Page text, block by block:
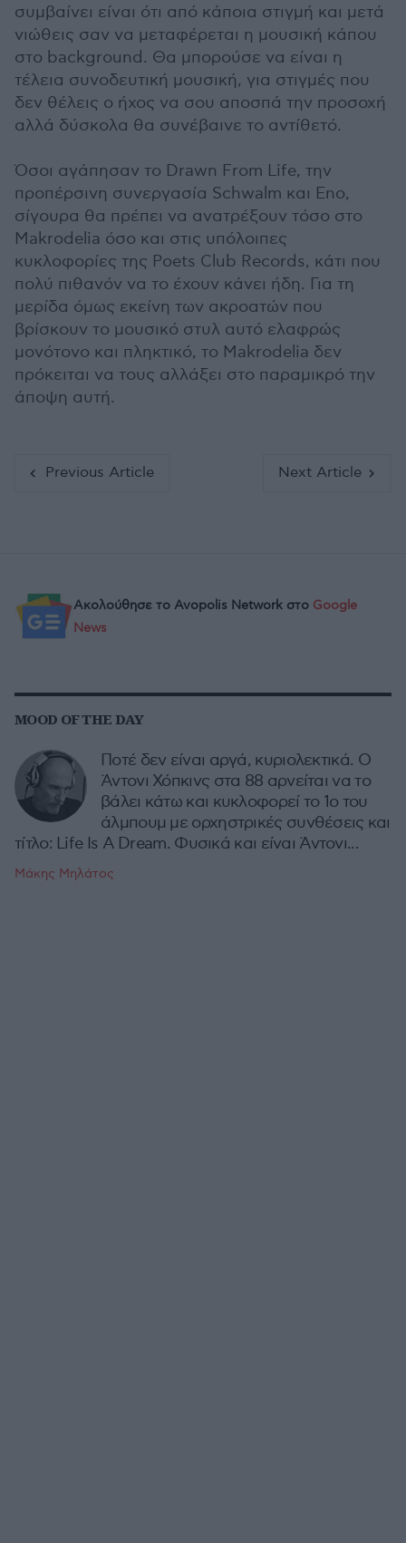
συμβαίνει είναι ότι από κάποια στιγμή και μετά
νιώθεις σαν να μεταφέρεται η μουσική κάπου
στο background. Θα μπορούσε να είναι η
τέλεια συνοδευτική μουσική, για στιγμές που
δεν θέλεις ο ήχος να σου αποσπά την προσοχή
αλλά δύσκολα θα συνέβαινε το αντίθετό.
Όσοι αγάπησαν το Drawn From Life, την
προπέρσινη συνεργασία Schwalm και Eno,
σίγουρα θα πρέπει να ανατρέξουν τόσο στο
Makrodelia όσο και στις υπόλοιπες
κυκλοφορίες της Poets Club Records, κάτι που
πολύ πιθανόν να το έχουν κάνει ήδη. Για τη
μερίδα όμως εκείνη των ακροατών που
βρίσκουν το μουσικό στυλ αυτό ελαφρώς
μονότονο και πληκτικό, το Makrodelia δεν
πρόκειται να τους αλλάξει στο παραμικρό την
άποψη αυτή.
Ακολούθησε το Avopolis Network στο Google
News
MOOD OF THE DAY
Ποτέ δεν είναι αργά, κυριολεκτικά. Ο
Άντονι Χόπκινς στα 88 αρνείται να το
βάλει κάτω και κυκλοφορεί το 1ο του
άλμπουμ με ορχηστρικές συνθέσεις και
τίτλο: Life Is A Dream. Φυσικά και είναι Άντονι...
Μάκης Μηλάτος
Previous Article Next Article